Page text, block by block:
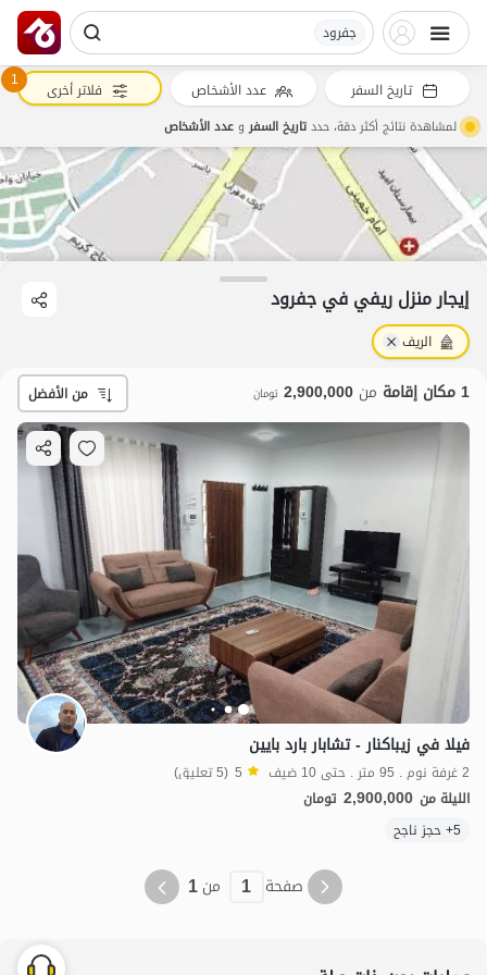
جفرود
مليون ت
إيجار منزل ريفي في جفرود
الريف
1 مكان إقامة من 2,900,000 تومان من الأفضل
فيلا في زيباكنار - تشابار بارد بايين
2 غرفة نوم . 95 متر . حتى 10 ضيف 5 (5 تعليق)
الليلة من 2,900,000 تومان
5+ حجز ناجح
صفحة 1 من1
تاريخ السفر عدد الأشخاص 1 فلاتر أخرى
لمشاهدة نتائج أكثر دقة، حددتاريخ السفروعدد الأشخاص